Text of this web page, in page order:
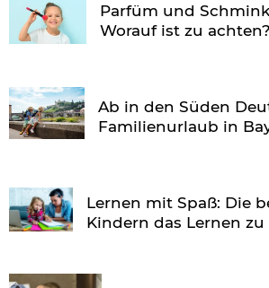
Parfüm und
Worauf ist zu achten?
Ab in den Süden
Familienurlaub in
Lernen mit Spaß: Die
Kindern das Lernen zu